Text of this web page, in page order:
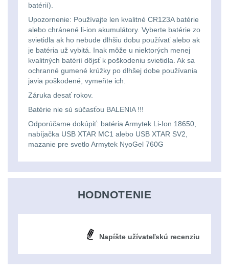
Vyhledávací
svítilny
Lovecké
svítilny
Nabíjacie
baterky
Svietidlá
Svietidlá
Duffle bagy
Univerzalní tašky60
Přepravne tašky na
zbraně39
Hydratační vaky10
Pouzdra a Kapsy614
Organizéry109
Na opasek136
43
batérií).
Upozornenie: Používajte len kvalitné CR123A batérie
alebo chránené li-ion akumulátory. Vyberte batérie zo
svietidla ak ho nebude dlhšiu dobu používať alebo ak
je batéria už vybitá. Inak môže u niektorých menej
kvalitných batérií dôjsť k poškodeniu svietidla. Ak sa
ochranné gumené krúžky po dlhšej dobe používania
javia poškodené, vymeňte ich.
Záruka desať rokov.
Batérie nie sú súčasťou BALENIA !!!
Odporúčame dokúpiť: batéria Armytek Li-Ion 18650,
nabíjačka USB XTAR MC1 alebo USB XTAR SV2,
mazanie pre svetlo Armytek NyoGel 760G
HODNOTENIE
Napíšte užívateľskú recenziu